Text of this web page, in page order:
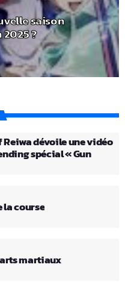
saison
?
Reiwa dévoile une vidéo
spécial « Gun
la course
martiaux